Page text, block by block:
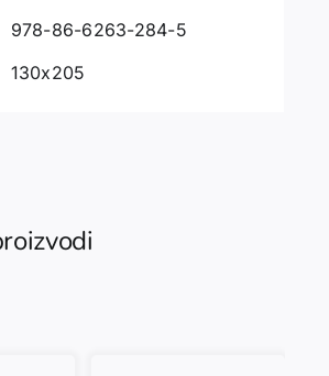
978-86-6263-284-5
130x205